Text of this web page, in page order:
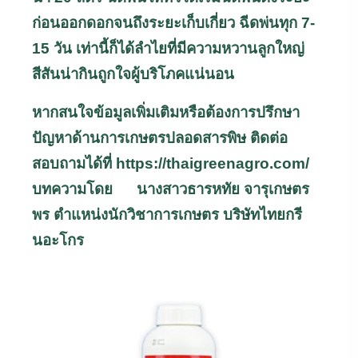
ก่อนออกดอกจนถึงระยะเก็บเกี่ยว ฉีดพ่นทุก 7-
15 วัน เท่านี้ก็ได้ลำไยที่มีความหวานลูกใหญ่
สีสันน่ากินถูกใจผู้บริโภคแน่นอน
หากสนใจข้อมูลเพิ่มเติมหรือต้องการปรึกษา
ปัญหาด้านการเกษตรปลอดสารพิษ ติดต่อ
สอบถามได้ที่ https://thaigreenagro.com/
บทความโดย นางสาวธารหทัย จารุเกษตร
พร ตำแหน่งนักวิชาการเกษตร บริษัทไทยกรี
นอะโกร